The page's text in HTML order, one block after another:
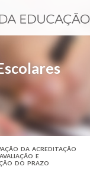
DA ACREDITAÇÃO
E
DO PRAZO